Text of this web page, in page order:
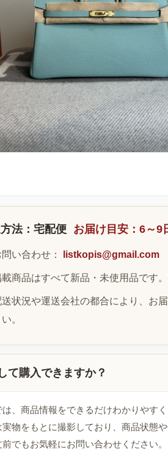
法：宅配便 お届け目安：6～9
問い合わせ： listkopis@gmail.com
商品はすべて新品・未使用品です
送状況や運送会社の都合により、お
。
て購入できますか？
は、商品情報をできるだけわかりやす
実物をもとに撮影しており、商品状態
前でもお気軽にお問い合わせください。